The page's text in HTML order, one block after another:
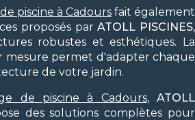
piscine à Cadours fait également
proposés parATOLL PISCINES,
robustes et esthétiques. La
mesure permet d'adapter chaque
de votre jardin.
de piscine à Cadours,ATOLL
des solutions complètes pour